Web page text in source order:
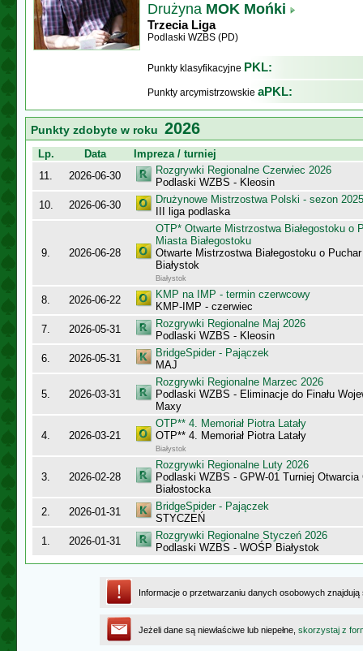
Drużyna MOK Mońki
Trzecia Liga
Podlaski WZBS (PD)
Punkty klasyfikacyjne PKL:
Punkty arcymistrzowskie aPKL:
Punkty zdobyte w roku 2026
Lp. Data
Impreza / turniej
11.
2026-06-30
Rozgrywki Regionalne Czerwiec 2026
Podlaski WZBS - Kleosin
10.
2026-06-30
Drużynowe Mistrzostwa Polski - sezon
III liga podlaska
9. 2026-06-28
OTP* Otwarte Mistrzostwa Białegostoku o
Miasta Białegostoku
Otwarte Mistrzostwa Białegostoku o
Białystok
Białystok
8. 2026-06-22
KMP na IMP - termin czerwcowy
KMP-IMP - czerwiec
7.
2026-05-31
Rozgrywki Regionalne Maj 2026
Podlaski WZBS - Kleosin
6.
2026-05-31
BridgeSpider - Pajączek
MAJ
5. 2026-03-31
Rozgrywki Regionalne Marzec 2026
Podlaski WZBS - Eliminacje do Finału
Maxy
4. 2026-03-21
OTP** 4. Memoriał Piotra Latały
OTP** 4. Memoriał Piotra Latały
Białystok
3. 2026-02-28
Rozgrywki Regionalne Luty 2026
Podlaski WZBS - GPW-01 Turniej Otwarcia
Białostocka
2.
2026-01-31
BridgeSpider - Pajączek
STYCZEŃ
1.
2026-01-31
Rozgrywki Regionalne Styczeń 2026
Podlaski WZBS - WOŚP Białystok
Informacje o przetwarzaniu danych osobowych
Jeżeli dane są niewłaściwe lub niepełne, skorzystaj z